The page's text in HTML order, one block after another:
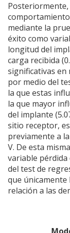
mediante la
éxito como
longitud del
carga recibida
significativas en
por medio del
la que estas
la que mayor
del implante
sitio receptor,
previamente a
V. De esta
variable pérdida
del test de
que únicamente
relación a las